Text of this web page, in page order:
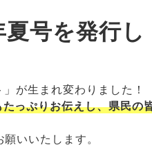
夏号を発行し
が生まれ変わりました！
っぷりお伝えし、県民の
いいたします。